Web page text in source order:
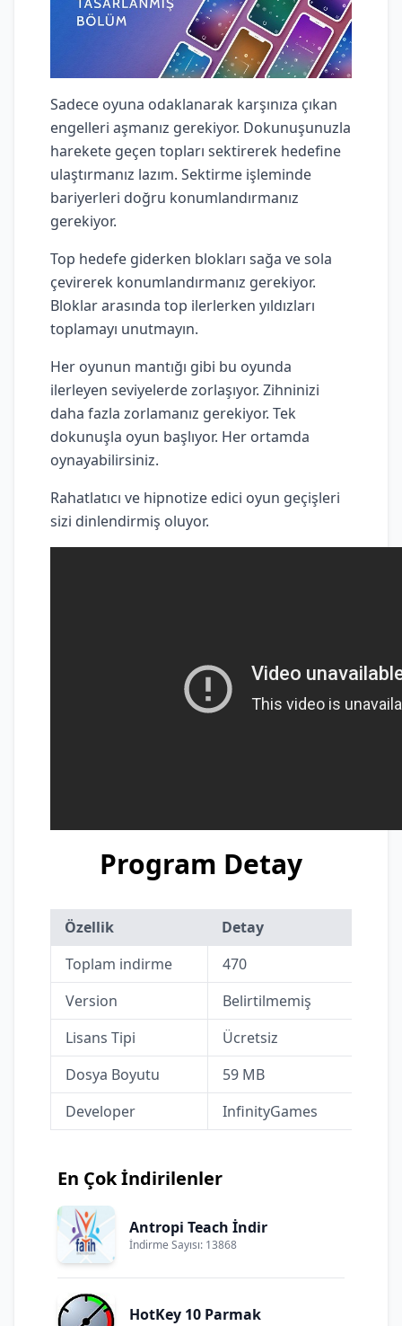
Sadece oyuna odaklanarak karşınıza çıkan
engelleri aşmanız gerekiyor. Dokunuşunuzla
harekete geçen topları sektirerek hedefine
ulaştırmanız lazım. Sektirme işleminde
bariyerleri doğru konumlandırmanız
gerekiyor.
Top hedefe giderken blokları sağa ve sola
çevirerek konumlandırmanız gerekiyor.
Bloklar arasında top ilerlerken yıldızları
toplamayı unutmayın.
Her oyunun mantığı gibi bu oyunda
ilerleyen seviyelerde zorlaşıyor. Zihninizi
daha fazla zorlamanız gerekiyor. Tek
dokunuşla oyun başlıyor. Her ortamda
oynayabilirsiniz.
Rahatlatıcı ve hipnotize edici oyun geçişleri
sizi dinlendirmiş oluyor.
Program Detay
Özellik
Detay
Toplam indirme
470
Version
Belirtilmemiş
Lisans Tipi
Ücretsiz
Dosya Boyutu
59 MB
Developer
InfinityGames
En Çok İndirilenler
Antropi Teach İndir
İndirme Sayısı: 13868
HotKey 10 Parmak